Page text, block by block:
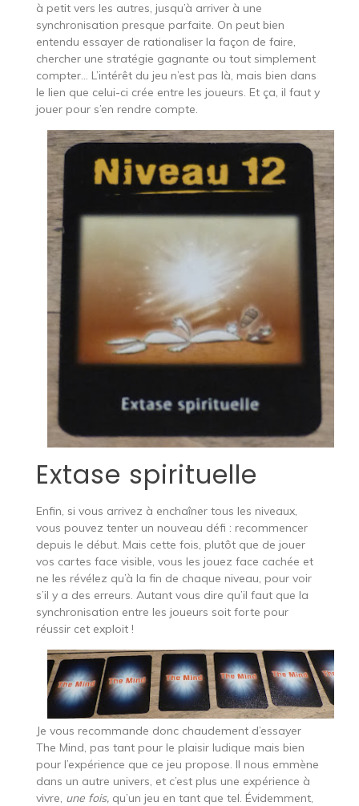
à petit vers les autres, jusqu’à arriver à une
synchronisation presque parfaite. On peut bien
entendu essayer de rationaliser la façon de faire,
chercher une stratégie gagnante ou tout simplement
compter… L’intérêt du jeu n’est pas là, mais bien dans
le lien que celui-ci crée entre les joueurs. Et ça, il faut y
jouer pour s’en rendre compte.
Extase spirituelle
Enfin, si vous arrivez à enchaîner tous les niveaux,
vous pouvez tenter un nouveau défi : recommencer
depuis le début. Mais cette fois, plutôt que de jouer
vos cartes face visible, vous les jouez face cachée et
ne les révélez qu’à la fin de chaque niveau, pour voir
s’il y a des erreurs. Autant vous dire qu’il faut que la
synchronisation entre les joueurs soit forte pour
réussir cet exploit !
Je vous recommande donc chaudement d’essayer
The Mind, pas tant pour le plaisir ludique mais bien
pour l’expérience que ce jeu propose. Il nous emmène
dans un autre univers, et c’est plus une expérience à
vivre, une fois,qu’un jeu en tant que tel. Évidemment,